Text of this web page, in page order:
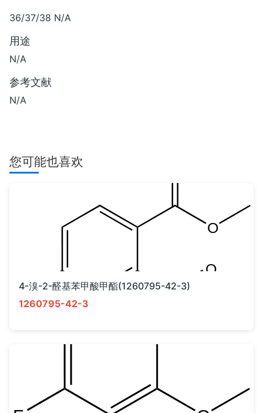
36/37/38 N/A
用途
N/A
参考文献
N/A
您可能也喜欢
4-溴-2-醛基苯甲酸甲酯(1260795-42-3)
1260795-42-3